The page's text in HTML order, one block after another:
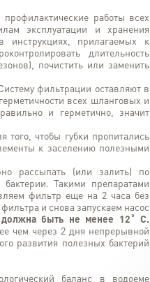
работы всех
эксплуатации и хранения
инструкциях, прилагаемых к
длительность
почистить или заменить
фильтрации оставляют в
всех шланговых и
и герметично, значит
того, чтобы губки пропитались
к заселению полезными
рассыпать (или залить) по
Такими препаратами
фильтр еще на 2 часа без
и снова запускаем насос
быть не менее 12˚ С.
чем через 2 дня непрерывной
развития полезных бактерий
баланс в водоеме